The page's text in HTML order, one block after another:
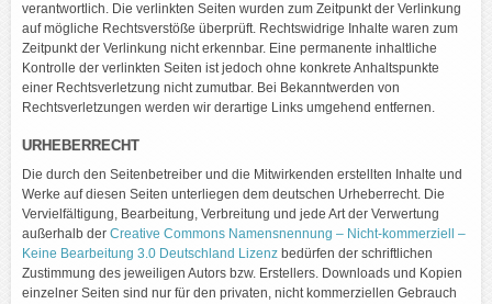
verantwortlich. Die verlinkten Seiten wurden zum Zeitpunkt der Verlinkung
auf mögliche Rechtsverstöße überprüft. Rechtswidrige Inhalte waren zum
Zeitpunkt der Verlinkung nicht erkennbar. Eine permanente inhaltliche
Kontrolle der verlinkten Seiten ist jedoch ohne konkrete Anhaltspunkte
einer Rechtsverletzung nicht zumutbar. Bei Bekanntwerden von
Rechtsverletzungen werden wir derartige Links umgehend entfernen.
URHEBERRECHT
Die durch den Seitenbetreiber und die Mitwirkenden erstellten Inhalte und
Werke auf diesen Seiten unterliegen dem deutschen Urheberrecht. Die
Vervielfältigung, Bearbeitung, Verbreitung und jede Art der Verwertung
außerhalb der Creative Commons Namensnennung – Nicht-kommerziell –
Keine Bearbeitung 3.0 Deutschland Lizenz bedürfen der schriftlichen
Zustimmung des jeweiligen Autors bzw. Erstellers. Downloads und Kopien
einzelner Seiten sind nur für den privaten, nicht kommerziellen Gebrauch